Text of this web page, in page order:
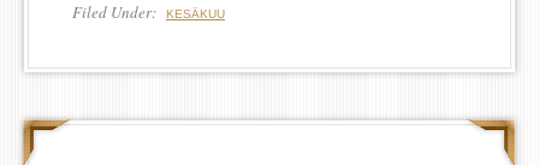
Filed Under: KESÄKUU